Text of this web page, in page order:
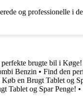
og professionelle i
brugte bil i Køge!
Benzin • Find den
Køb en Brugt Tablet og
Tablet og Spar Penge! •